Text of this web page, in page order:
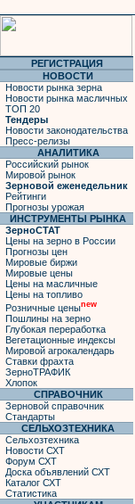
РЕГИСТРАЦИЯ
НОВОСТИ
Новости рынка зерна
Новости рынка масличных
ТОП 20
Тендеры
Новости законодательства
Пресс-релизы
АНАЛИТИКА
Российский рынок
Мировой рынок
Зерновой еженедельник
Рейтинги
Прогнозы урожая
ИНСТРУМЕНТЫ РЫНКА
ЗерноСТАТ
Цены на зерно в России
Прогнозы цен
Мировые биржи
Мировые цены
Цены на масличные
Цены на топливо
Розничные ценыnew
Пошлины на зерно
Глубокая переработка
Вегетационные индексы
Мировой агрокалендарь
Ставки фрахта
ЗерноТРАФИК
Хлопок
СПРАВОЧНИК
Зерновой справочник
Стандарты
СЕЛЬХОЗТЕХНИКА
Сельхозтехника
Новости СХТ
Форум СХТ
Доска объявлений СХТ
Каталог СХТ
Статистика